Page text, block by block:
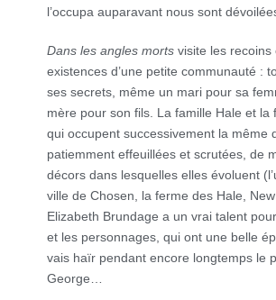
l’occupa auparavant nous sont
Dans les angles morts visite les recoins
existences d’une petite communauté :
ses secrets, même un mari pour sa
mère pour son fils. La famille Hale et la
qui occupent successivement la même
patiemment effeuillées et scrutées, de
décors dans lesquelles elles évoluent
ville de Chosen, la ferme des Hale,
Elizabeth Brundage a un vrai talent
et les personnages, qui ont une belle
vais haïr pendant encore longtemps le
George…